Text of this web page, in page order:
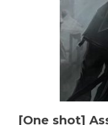
herbe
Épisode
3
[One shot]